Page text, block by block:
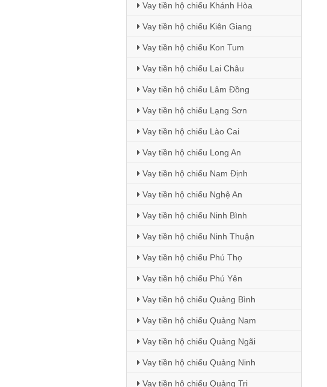
Vay tiền hộ chiếu Khánh Hòa
Vay tiền hộ chiếu Kiên Giang
Vay tiền hộ chiếu Kon Tum
Vay tiền hộ chiếu Lai Châu
Vay tiền hộ chiếu Lâm Đồng
Vay tiền hộ chiếu Lạng Sơn
Vay tiền hộ chiếu Lào Cai
Vay tiền hộ chiếu Long An
Vay tiền hộ chiếu Nam Định
Vay tiền hộ chiếu Nghệ An
Vay tiền hộ chiếu Ninh Bình
Vay tiền hộ chiếu Ninh Thuận
Vay tiền hộ chiếu Phú Thọ
Vay tiền hộ chiếu Phú Yên
Vay tiền hộ chiếu Quảng Bình
Vay tiền hộ chiếu Quảng Nam
Vay tiền hộ chiếu Quảng Ngãi
Vay tiền hộ chiếu Quảng Ninh
Vay tiền hộ chiếu Quảng Trị